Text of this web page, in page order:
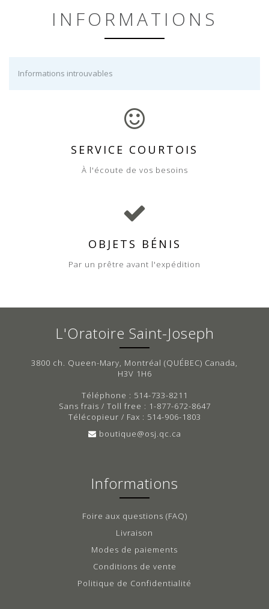
INFORMATIONS
Informations introuvables
SERVICE COURTOIS
À l'écoute de vos besoins
OBJETS BÉNIS
Par un prêtre avant l'expédition
L'Oratoire Saint-Joseph
3800 ch. Queen-Mary, Montréal (QUÉBEC) Canada,
H3V 1H6
Téléphone : 514-733-8211
Sans frais / Toll free : 1-877-672-8647
Télécopieur / Fax : 514-906-1803
boutique@osj.qc.ca
Informations
Foire aux questions (FAQ)
Livraison
Modes de paiements
Conditions de vente
Politique de Confidentialité